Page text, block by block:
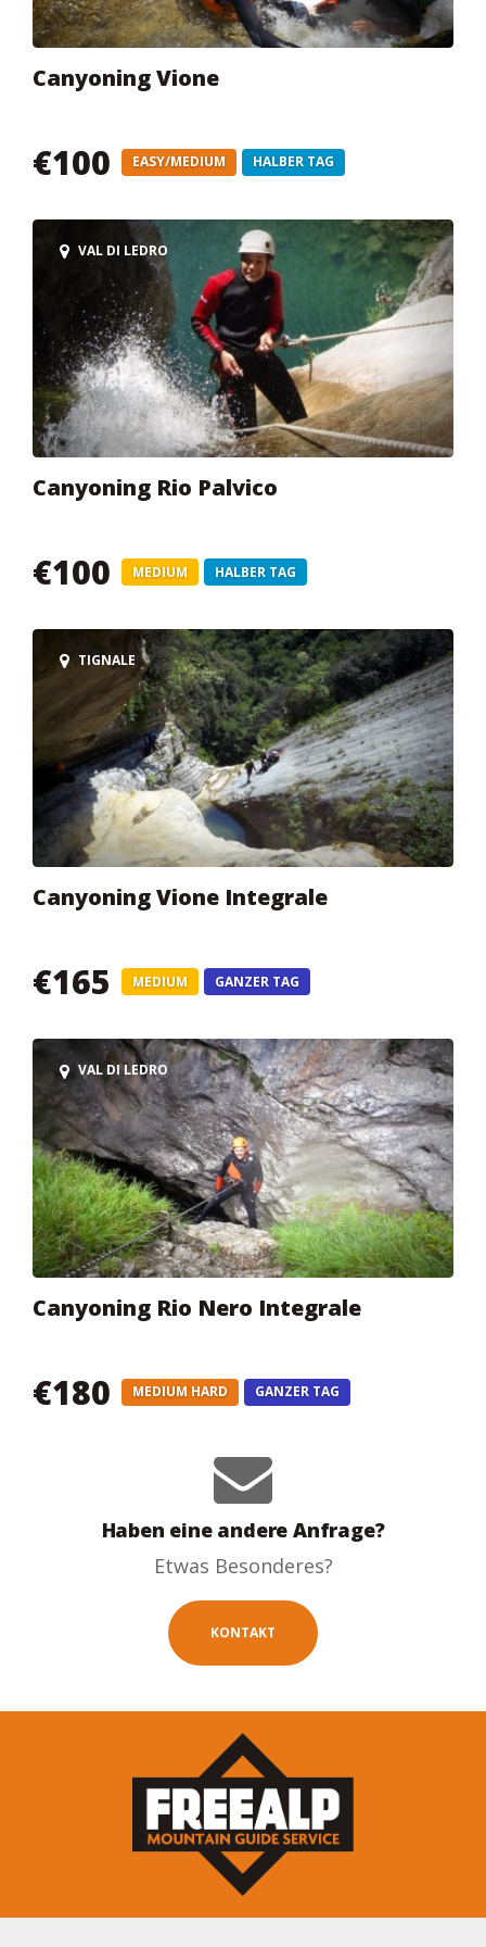
Canyoning Vione
€100 EASY/MEDIUM HALBER TAG
VAL DI LEDRO
Canyoning Rio Palvico
€100 MEDIUM HALBER TAG
TIGNALE
Canyoning Vione Integrale
€165 MEDIUM GANZER TAG
VAL DI LEDRO
Canyoning Rio Nero Integrale
€180 MEDIUM HARD GANZER TAG
Haben eine andere Anfrage?
Etwas Besonderes?
KONTAKT